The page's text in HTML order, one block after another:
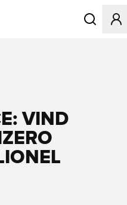
Åbner en
VIND